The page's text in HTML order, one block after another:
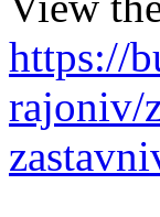
https://
rajoniv/